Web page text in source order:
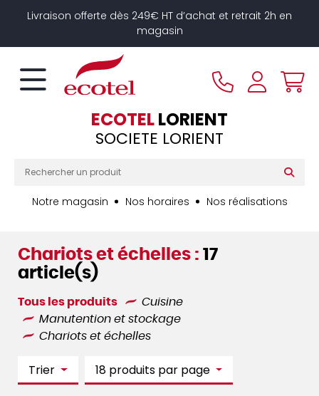
Livraison offerte dès 249€ HT d’achat et retrait 2h en
magasin
ECOTELLORIENT
SOCIETE LORIENT
Notre magasin Nos horaires Nos réalisations
Chariots et échelles : 17
article(s)
Tous les produits
Cuisine
Manutention et stockage
Chariots et échelles
Trier 18 produits par page
Panneau de gestion des cookies